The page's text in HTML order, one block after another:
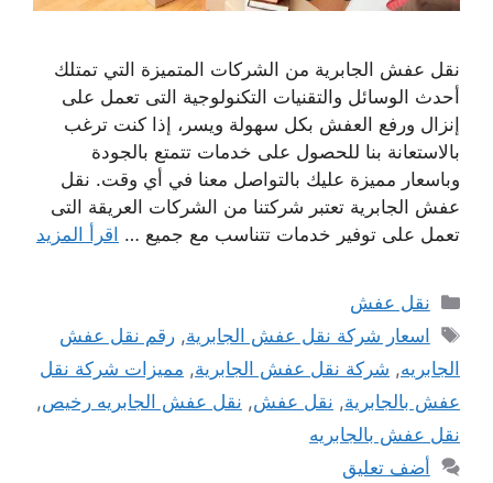
نقل عفش الجابرية من الشركات المتميزة التي تمتلك
أحدث الوسائل والتقنيات التكنولوجية التى تعمل على
إنزال ورفع العفش بكل سهولة ويسر، إذا كنت ترغب
بالاستعانة بنا للحصول على خدمات تتمتع بالجودة
وباسعار مميزة عليك بالتواصل معنا في أي وقت. نقل
عفش الجابرية تعتبر شركتنا من الشركات العريقة التى
تعمل على توفير خدمات تتناسب مع جميع … اقرأ المزيد
التصنيفات
نقل عفش
الوسوم
اسعار شركة نقل عفش الجابرية,رقم نقل عفش
الجابريه, شركة نقل عفش الجابرية, مميزات شركة نقل
عفش بالجابرية, نقل عفش, نقل عفش الجابريه رخيص,
نقل عفش بالجابريه
أضف تعليق